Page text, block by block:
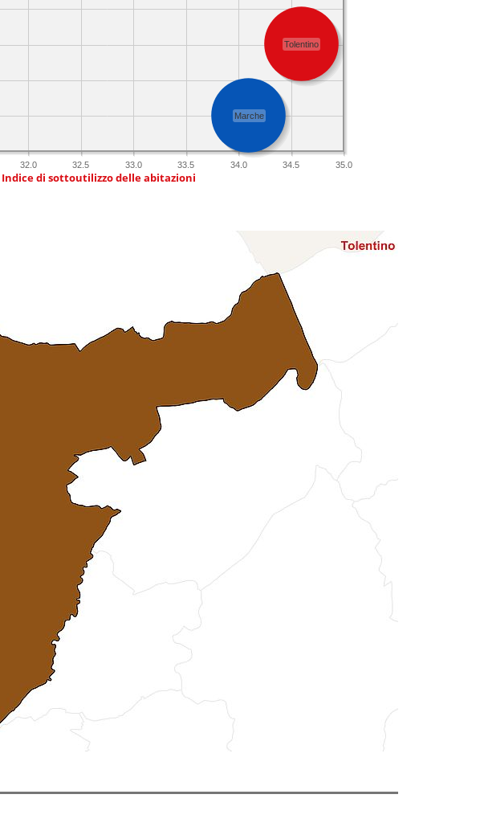
32.0 32.5 33.0 33.5 34.0 34.5 35.0
Tolentino
Marche
Indice di sottoutilizzo delle abitazioni